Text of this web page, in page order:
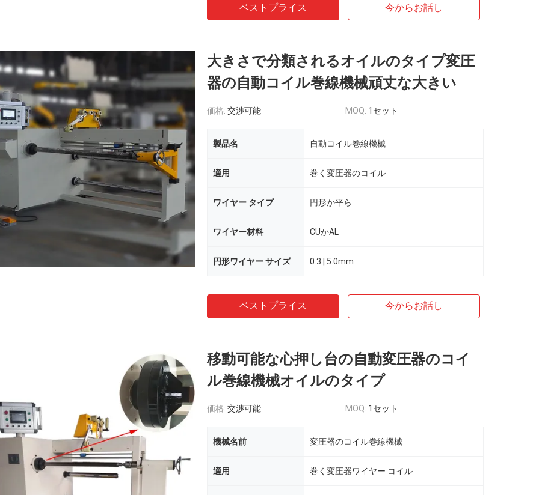
ベストプライス 今からお話し
大きさで分類されるオイルのタイプ変圧
器の自動コイル巻線機械頑丈な大きい
価格: 交渉可能 MOQ: 1セット
製品名 自動コイル巻線機械
適用 巻く変圧器のコイル
ワイヤー タイプ 円形か平ら
ワイヤー材料 CUかAL
円形ワイヤー サイズ 0.3 | 5.0mm
ベストプライス 今からお話し
移動可能な心押し台の自動変圧器のコイ
ル巻線機械オイルのタイプ
価格: 交渉可能 MOQ: 1セット
機械名前 変圧器のコイル巻線機械
適用 巻く変圧器ワイヤー コイル